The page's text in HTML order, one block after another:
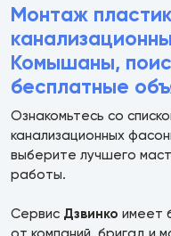
Монтаж
Комышаны,
бесплатные
Ознакомьтесь со
канализационных
выберите лучшего
работы.
Сервис Дзвинко имеет